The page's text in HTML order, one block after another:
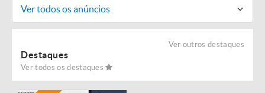
Ver todos os anúncios
Ver outros destaques
Destaques
Ver todos os destaques